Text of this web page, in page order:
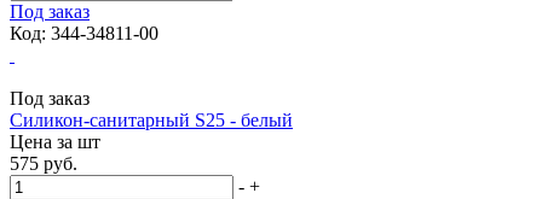
Под заказ
Код: 344-34811-00
Под заказ
Силикон-санитарный S25 - белый
Цена за шт
575 руб.
- +